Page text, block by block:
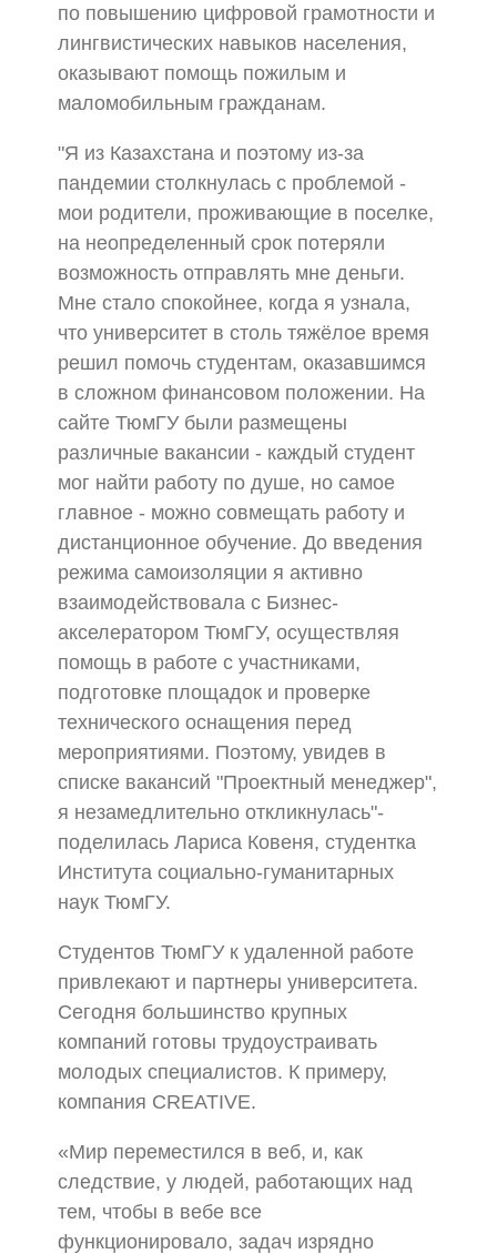
по повышению цифровой грамотности и
лингвистических навыков населения,
оказывают помощь пожилым и
маломобильным гражданам.
"Я из Казахстана и поэтому из-за
пандемии столкнулась с проблемой -
мои родители, проживающие в поселке,
на неопределенный срок потеряли
возможность отправлять мне деньги.
Мне стало спокойнее, когда я узнала,
что университет в столь тяжёлое время
решил помочь студентам, оказавшимся
в сложном финансовом положении. На
сайте ТюмГУ были размещены
различные вакансии - каждый студент
мог найти работу по душе, но самое
главное - можно совмещать работу и
дистанционное обучение. До введения
режима самоизоляции я активно
взаимодействовала с Бизнес-
акселератором ТюмГУ, осуществляя
помощь в работе с участниками,
подготовке площадок и проверке
технического оснащения перед
мероприятиями. Поэтому, увидев в
списке вакансий "Проектный менеджер",
я незамедлительно откликнулась"-
поделилась Лариса Ковеня, студентка
Института социально-гуманитарных
наук ТюмГУ.
Студентов ТюмГУ к удаленной работе
привлекают и партнеры университета.
Сегодня большинство крупных
компаний готовы трудоустраивать
молодых специалистов. К примеру,
компания CREATIVE.
«Мир переместился в веб, и, как
следствие, у людей, работающих над
тем, чтобы в вебе все
функционировало, задач изрядно